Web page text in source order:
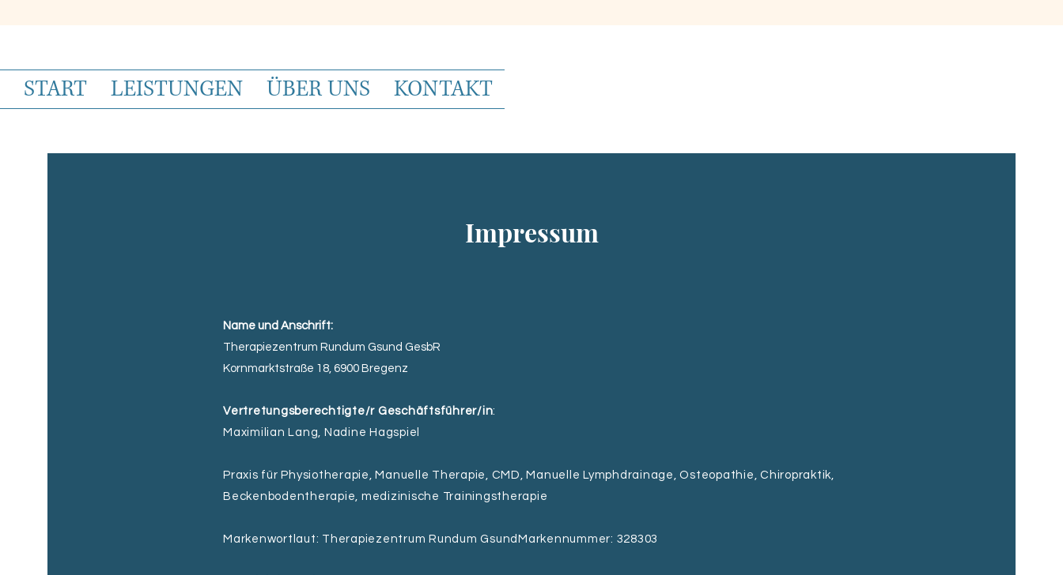
START LEISTUNGEN ÜBER UNS KONTAKT
Impressum
Name und Anschrift:
Therapiezentrum Rundum Gsund GesbR
Kornmarktstraße 18, 6900 Bregenz
Vertretungsberechtigte/r Geschäftsführer/in:
Maximilian Lang, Nadine Hagspiel
Praxis für Physiotherapie, Manuelle Therapie, CMD, Manuelle Lymphdrainage, Osteopathie, Chiropraktik,
Beckenbodentherapie, medizinische Trainingstherapie
Markenwortlaut: Therapiezentrum Rundum Gsund Markennummer: 328303